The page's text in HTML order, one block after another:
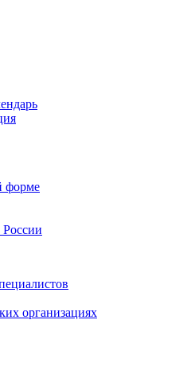
форме
России
организациях